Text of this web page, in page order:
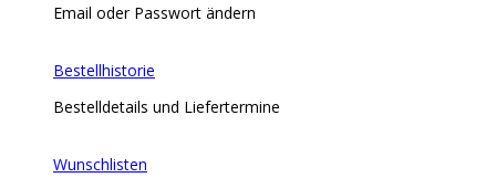
Email oder Passwort ändern
Bestellhistorie
Bestelldetails und Liefertermine
Wunschlisten